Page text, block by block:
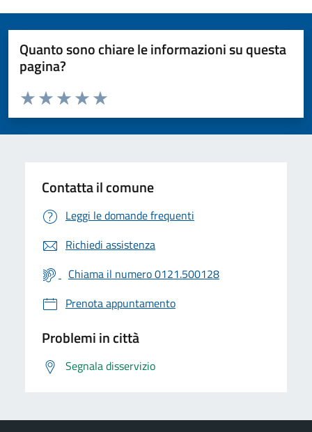
Quanto sono chiare le informazioni su questa
pagina?
Valuta da 1 a 5 stelle la pagina
Valuta 5 stelle su 5
Valuta 4 stelle su 5
Valuta 3 stelle su 5
Valuta 2 stelle su 5
Valuta 1 stelle su 5
Contatta il comune
Leggi le domande frequenti
Richiedi assistenza
Chiama il numero 0121.500128
Prenota appuntamento
Problemi in città
Segnala disservizio